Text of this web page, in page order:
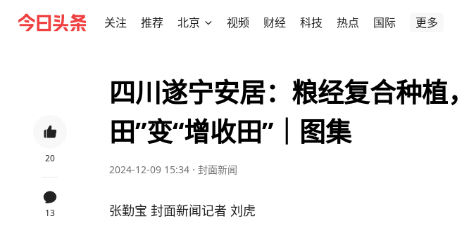
关注 推荐 北京 视频 财经 科技 热点 国际 更多
20
13
四川遂宁安居：粮经复合种植
田”变“增收田”｜图集
2024-12-09 15:34 · 封面新闻
张勤宝 封面新闻记者 刘虎